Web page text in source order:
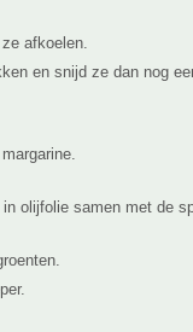
afkoelen.
en snijd ze dan nog
olijfolie samen met de